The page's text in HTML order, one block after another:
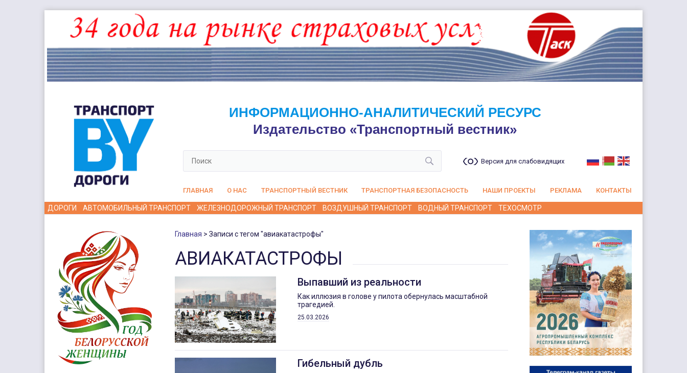
ИНФОРМАЦИОННО-АНАЛИТИЧЕСКИЙ РЕСУРС
Издательство «Транспортный вестник»
Версия для слабовидящих
ГЛАВНАЯ О НАС ТРАНСПОРТНЫЙ ВЕСТНИК ТРАНСПОРТНАЯ БЕЗОПАСНОСТЬ НАШИ ПРОЕКТЫ РЕКЛАМА КОНТАКТЫ
ДОРОГИ АВТОМОБИЛЬНЫЙ ТРАНСПОРТ ЖЕЛЕЗНОДОРОЖНЫЙ ТРАНСПОРТ ВОЗДУШНЫЙ ТРАНСПОРТ ВОДНЫЙ ТРАНСПОРТ ТЕХОСМОТР
Главная Записи с тегом "авиакатастрофы"
АВИАКАТАСТРОФЫ
Выпавший из реальности
Как иллюзия в голове у пилота обернулась масштабной
трагедией.
25.03.2026
Гибельный дубль